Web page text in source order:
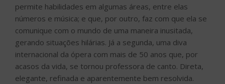
permite habilidades em algumas áreas, entre elas
números e música; e que, por outro, faz com que ela se
comunique com o mundo de uma maneira inusitada,
gerando situações hilárias. Já a segunda, uma diva
internacional da ópera com mais de 50 anos que, por
acasos da vida, se tornou professora de canto. Direta,
elegante, refinada e aparentemente bem resolvida.